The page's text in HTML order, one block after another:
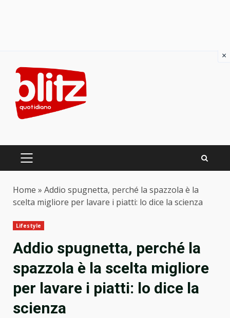
content
PRIMARY
Home » Addio spugnetta, perché la spazzola è la
scelta migliore per lavare i piatti: lo dice la scienza
Lifestyle
Addio spugnetta, perché la
spazzola è la scelta migliore
per lavare i piatti: lo dice la
scienza
×